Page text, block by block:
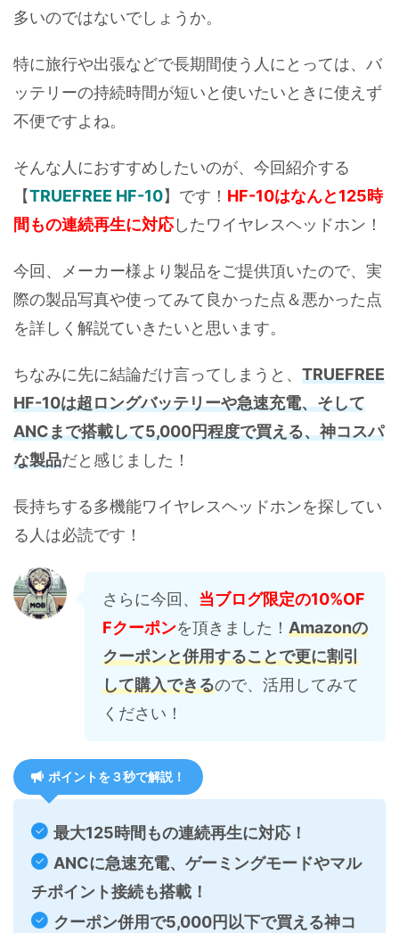
多いのではないでしょうか。
特に旅行や出張などで長期間使う人にとっては、バ
ッテリーの持続時間が短いと使いたいときに使えず
不便ですよね。
そんな人におすすめしたいのが、今回紹介する
【TRUEFREE HF-10】です！ HF-10はなんと125時
間もの連続再生に対応したワイヤレスヘッドホン！
今回、メーカー様より製品をご提供頂いたので、実
際の製品写真や使ってみて良かった点＆悪かった点
を詳しく解説ていきたいと思います。
ちなみに先に結論だけ言ってしまうと、 TRUEFREE
HF-10は超ロングバッテリーや急速充電、そして
ANCまで搭載して5,000円程度で買える、神コスパ
な製品だと感じました！
長持ちする多機能ワイヤレスヘッドホンを探してい
る人は必読です！
さらに今回、 当ブログ限定の10%OF
Fクーポンを頂きました！ Amazonの
クーポンと併用することで更に割引
して購入できるので、活用してみて
ください！
ポイントを３秒で解説！
最大125時間もの連続再生に対応！
ANCに急速充電、ゲーミングモードやマル
チポイント接続も搭載！
クーポン併用で5,000円以下で買える神コ